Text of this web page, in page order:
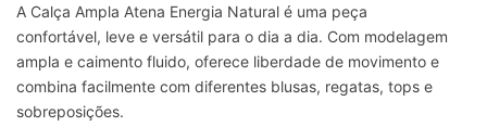
A Calça Ampla Atena Energia Natural é uma peça
confortável, leve e versátil para o dia a dia. Com modelagem
ampla e caimento fluido, oferece liberdade de movimento e
combina facilmente com diferentes blusas, regatas, tops e
sobreposições.